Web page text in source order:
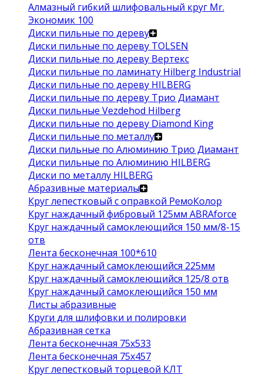
Алмазный гибкий шлифовальный круг Mr.
Экономик 100
Диски пильные по дереву
Диски пильные по дереву TOLSEN
Диски пильные по дереву Вертекс
Диски пильные по ламинату Hilberg Industrial
Диски пильные по дереву HILBERG
Диски пильные по дереву Трио Диамант
Диски пильные Vezdehod Hilberg
Диски пильные по дереву Diamond King
Диски пильные по металлу
Диски пильные по Алюминию Трио Диамант
Диски пильные по Алюминию HILBERG
Диски по металлу HILBERG
Абразивные материалы
Круг лепестковый с оправкой РемоКолор
Круг наждачный фибровый 125мм ABRAforce
Круг наждачный самоклеющийся 150 мм/8-15
отв
Лента бесконечная 100*610
Круг наждачный самоклеющийся 225мм
Круг наждачный самоклеющийся 125/8 отв
Круг наждачный самоклеющийся 150 мм
Листы абразивные
Круги для шлифовки и полировки
Абразивная сетка
Лента бесконечная 75х533
Лента бесконечная 75х457
Круг лепестковый торцевой КЛТ